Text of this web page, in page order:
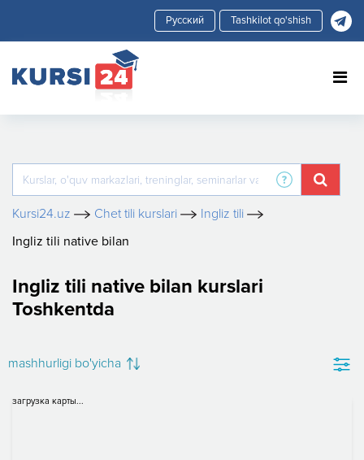
Tashkilot qo'shish
Kursi24.uz Chet tili kurslari
Ingliz tili
Ingliz tili native bilan
Ingliz tili native bilan kurslari
Toshkentda
mashhurligi bo'yicha
загрузка карты...